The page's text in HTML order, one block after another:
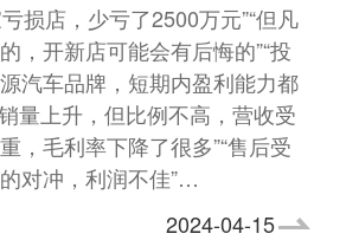
损店，少亏了2500万元”“但凡
，开新店可能会有后悔的”“投
汽车品牌，短期内盈利能力都
量上升，但比例不高，营收受
，毛利率下降了很多”“售后受
对冲，利润不佳”…
2024-04-15